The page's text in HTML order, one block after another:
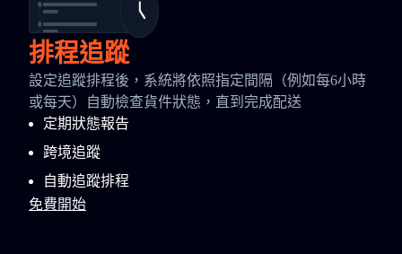
排程追蹤
設定追蹤排程後，系統將依照指定間隔（例如每6小時
或每天）自動檢查貨件狀態，直到完成配送
定期狀態報告
跨境追蹤
自動追蹤排程
免費開始